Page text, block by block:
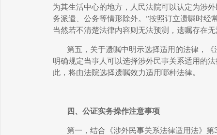
为其生活中心的地方，人民法院可以认定为涉
务派遣、公务等情形除外。”按照订立遗嘱时经
当然若不清楚法律内容则无法预测，遗嘱存在
第五，关于遗嘱中明示选择适用的法律，
明确规定当事人可以选择涉外民事关系适用的
此，将由法院选择遗嘱效力适用哪种法律。
四、公证实务操作注意事项
第一，结合《涉外民事关系法律适用法》第